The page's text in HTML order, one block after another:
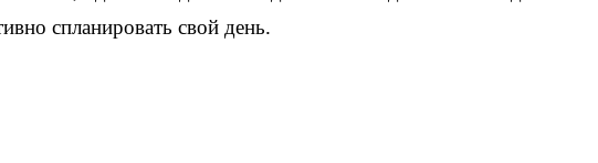
спланировать свой день.